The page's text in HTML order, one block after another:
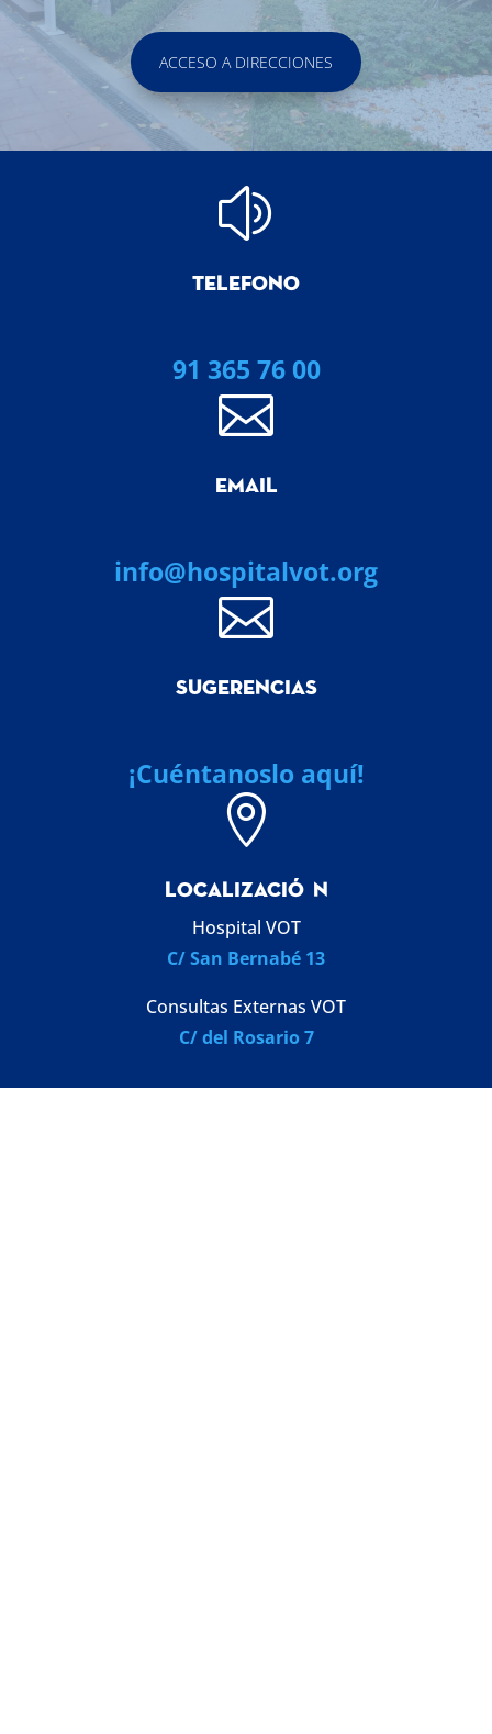
ACCESO A DIRECCIONES
z
TELEFONO
91 365 76 00

EMAIL
info@hospitalvot.org

SUGERENCIAS
¡Cuéntanoslo aquí!

LOCALIZACI Ó N
Hospital VOT
C/ San Bernabé 13
Consultas Externas VOT
C/ del Rosario 7